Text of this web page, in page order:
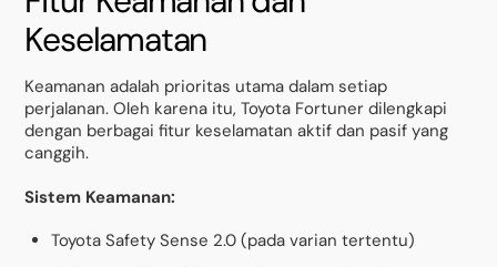
Keselamatan
Keamanan adalah prioritas utama dalam setiap
perjalanan. Oleh karena itu, Toyota Fortuner dilengkapi
dengan berbagai fitur keselamatan aktif dan pasif yang
canggih.
Sistem Keamanan:
Toyota Safety Sense 2.0 (pada varian tertentu)